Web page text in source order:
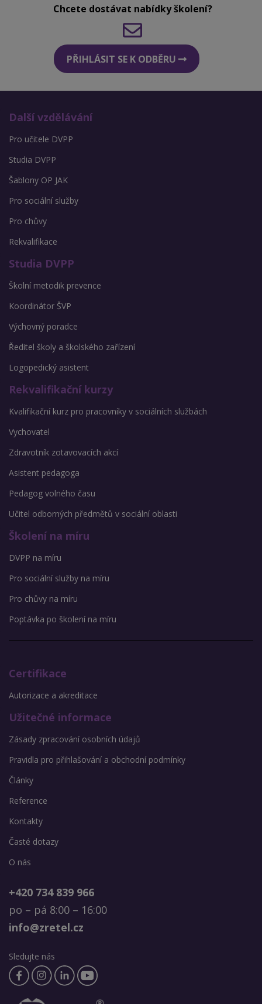
Chcete dostávat nabídky školení?
PŘIHLÁSIT SE K ODBĚRU
Další vzdělávání
Pro učitele DVPP
Studia DVPP
Šablony OP JAK
Pro sociální služby
Pro chůvy
Rekvalifikace
Studia DVPP
Školní metodik prevence
Koordinátor ŠVP
Výchovný poradce
Ředitel školy a školského zařízení
Logopedický asistent
Rekvalifikační kurzy
Kvalifikační kurz pro pracovníky v sociálních službách
Vychovatel
Zdravotník zotavovacích akcí
Asistent pedagoga
Pedagog volného času
Učitel odborných předmětů v sociální oblasti
Školení na míru
DVPP na míru
Pro sociální služby na míru
Pro chůvy na míru
Poptávka po školení na míru
Certifikace
Autorizace a akreditace
Užitečné informace
Zásady zpracování osobních údajů
Pravidla pro přihlašování a obchodní podmínky
Články
Reference
Kontakty
Časté dotazy
O nás
+420 734 839 966
po – pá 8:00 – 16:00
info@zretel.cz
Sledujte nás